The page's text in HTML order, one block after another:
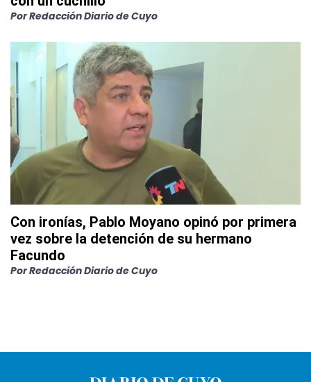
PorRedacción Diario de Cuyo
Con ironías, Pablo Moyano opinó por primera
vez sobre la detención de su hermano
Facundo
PorRedacción Diario de Cuyo